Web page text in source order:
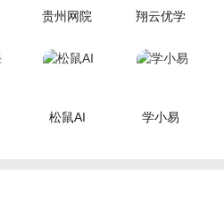
贵州网院 翔云优学
松鼠AI 学小易